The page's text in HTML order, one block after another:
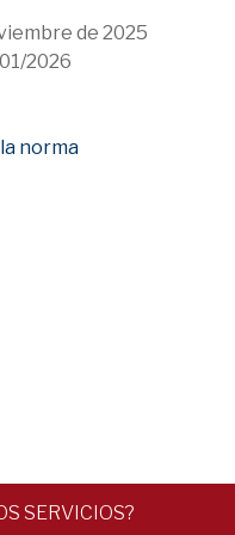
de 2025
2026
norma
SERVICIOS?